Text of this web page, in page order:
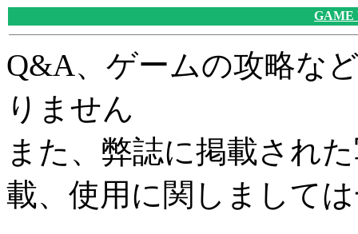
GAME
Q&A、ゲームの攻略な
りません
また、弊誌に掲載され
載、使用に関しまして